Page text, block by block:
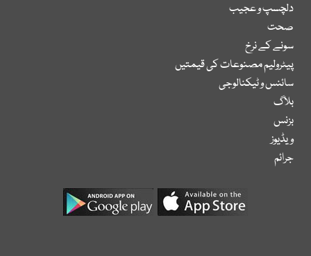
دلچسپ و عجیب
صحت
سونے کے نرخ
پیٹرولیم مصنوعات کی قیمتیں
سائنس و ٹیکنالوجی
بلاگ
بزنس
ویڈیوز
جرائم